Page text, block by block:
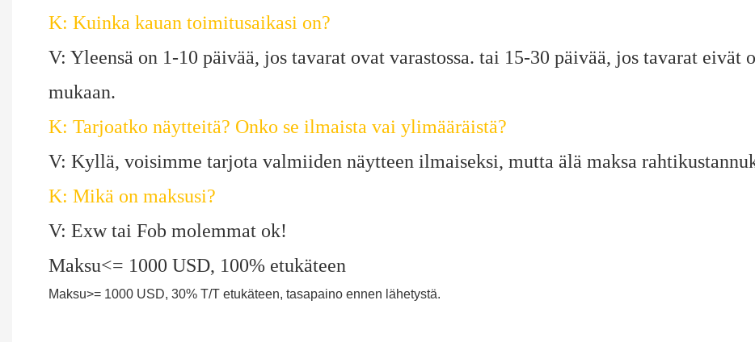
K: Kuinka kauan toimitusaikasi on?
V: Yleensä on 1-10 päivää, jos tavarat ovat varastossa. tai 15-30 päivää, jos tavarat eivät
mukaan.
K: Tarjoatko näytteitä? Onko se ilmaista vai ylimääräistä?
V: Kyllä, voisimme tarjota valmiiden näytteen ilmaiseksi, mutta älä maksa
K: Mikä on maksusi?
V: Exw tai Fob molemmat ok!
Maksu<= 1000 USD, 100% etukäteen
Maksu>= 1000 USD, 30% T/T etukäteen, tasapaino ennen lähetystä.